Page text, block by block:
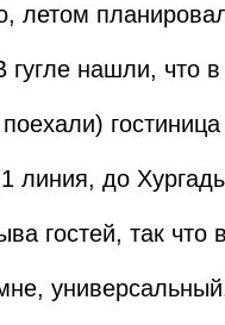
летом
нашли, что
линия, до
гостей, так что